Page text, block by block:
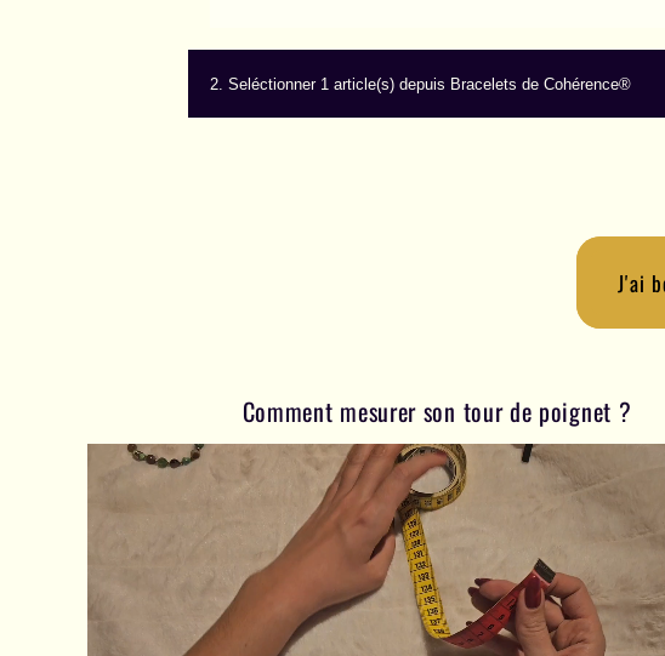
2. Seléctionner 1 article(s) depuis Bracelets de Cohérence®
J'ai
Comment mesurer son tour de poignet ?